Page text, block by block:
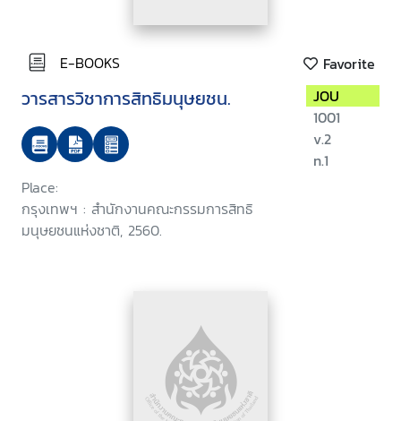
E-BOOKS Favorite
วารสารวิชาการสิทธิมนุษยชน.
Place:
กรุงเทพฯ : สำนักงานคณะกรรมการสิทธิ
มนุษยชนแห่งชาติ, 2560.
JOU
1001
v.2
n.1